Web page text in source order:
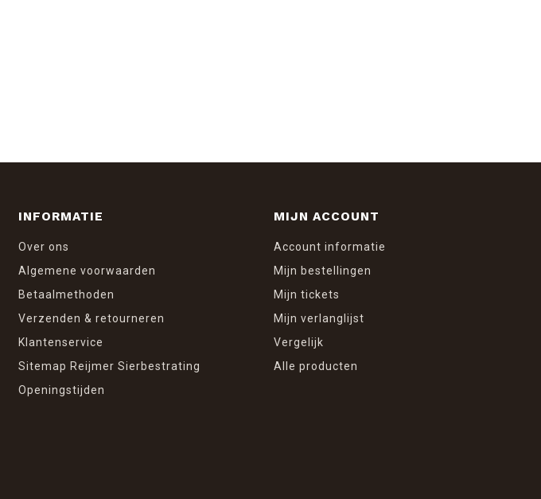
INFORMATIE
Over ons
Algemene voorwaarden
Betaalmethoden
Verzenden & retourneren
Klantenservice
Sitemap Reijmer Sierbestrating
Openingstijden
MIJN ACCOUNT
Account informatie
Mijn bestellingen
Mijn tickets
Mijn verlanglijst
Vergelijk
Alle producten